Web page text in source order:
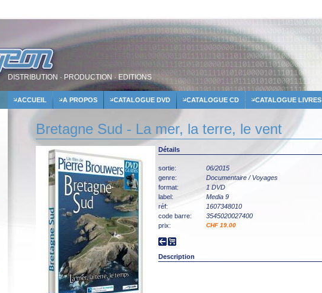
DISTRIBUTION · PRODUCTION · EDITIONS
ACCUEIL A PROPOS CATALOGUE DVD CATALOGUE CD CATALOGUE LIVRES
Bretagne Sud - La mer, la terre, le vent
Détails
sortie:
06/2015
genre:
Documentaire / Voyages
format:
1 DVD
label:
Media 9
réf:
1607348010
code barre:
3545020027400
prix:
CHF 19.00
Description